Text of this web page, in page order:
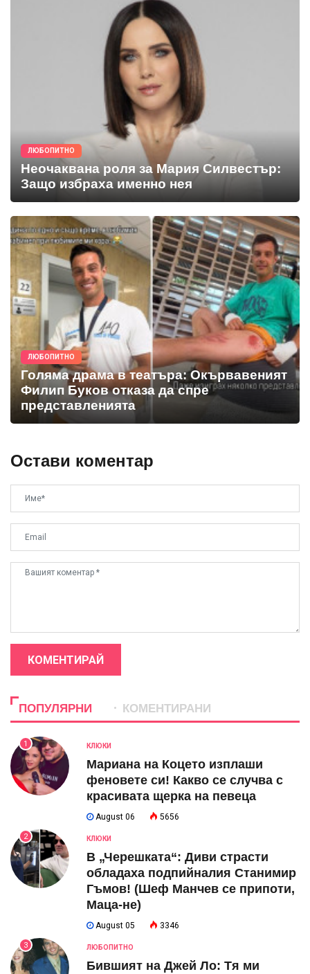
ЛЮБОПИТНО
Неочаквана роля за Мария Силвестър:
Защо избраха именно нея
ЛЮБОПИТНО
Голяма драма в театъра: Окървавеният
Филип Буков отказа да спре
представленията
Остави коментар
КОМЕНТИРАЙ
ПОПУЛЯРНИ КОМЕНТИРАНИ
1 КЛЮКИ
Мариана на Коцето изплаши
феновете си! Какво се случва с
красивата щерка на певеца
August 06 5656
2 КЛЮКИ
В „Черешката“: Диви страсти
обладаха подпийналия Станимир
Гъмов! (Шеф Манчев се припоти,
Маца-не)
August 05 3346
3 ЛЮБОПИТНО
Бившият на Джей Ло: Тя ми